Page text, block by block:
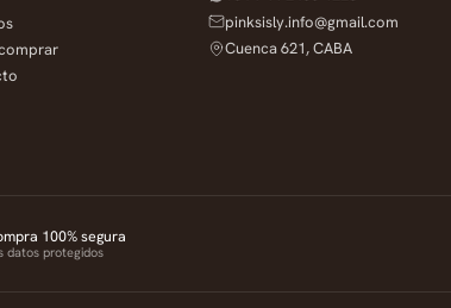
pinksisly.info@gmail.com
Cuenca 621, CABA
100% segura
datos protegidos